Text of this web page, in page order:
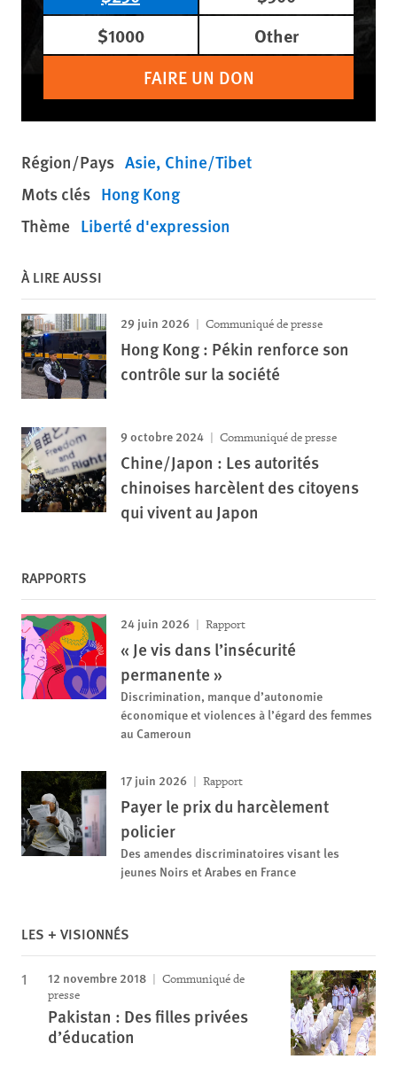
$1000
Other
FAIRE UN DON
Région/Pays Asie Chine/Tibet
Mots clés Hong Kong
Thème Liberté d'expression
À LIRE AUSSI
29 juin 2026 Communiqué de presse
Hong Kong : Pékin renforce son
contrôle sur la société
9 octobre 2024 Communiqué de presse
Chine/Japon : Les autorités
chinoises harcèlent des citoyens
qui vivent au Japon
RAPPORTS
24 juin 2026 Rapport
« Je vis dans l’insécurité
permanente »
Discrimination, manque d’autonomie
économique et violences à l’égard des femmes
au Cameroun
17 juin 2026 Rapport
Payer le prix du harcèlement
policier
Des amendes discriminatoires visant les
jeunes Noirs et Arabes en France
LES + VISIONNÉS
12 novembre 2018
Communiqué de
presse
Pakistan : Des filles privées
d’éducation